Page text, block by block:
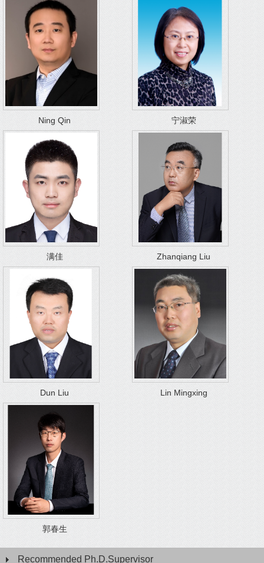
Ning Qin 宁淑荣
满佳 Zhanqiang Liu
Dun Liu Lin Mingxing
郭春生
Recommended Ph.D.Supervisor